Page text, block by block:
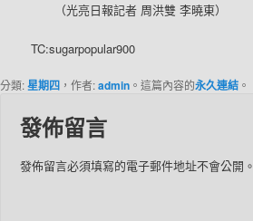
（光亮日報記者 周洪雙 李曉東）
TC:sugarpopular900
分類:星期四 ，作者:admin 。這篇內容的永久連結 。
發佈留言
發佈留言必須填寫的電子郵件地址不會公開。